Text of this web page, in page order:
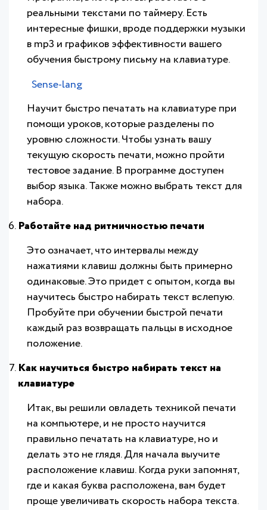
реальными текстами по таймеру. Есть
интересные фишки, вроде поддержки музыки
в mp3 и графиков эффективности вашего
обучения быстрому письму на клавиатуре.
Sense-lang
Научит быстро печатать на клавиатуре при
помощи уроков, которые разделены по
уровню сложности. Чтобы узнать вашу
текущую скорость печати, можно пройти
тестовое задание. В программе доступен
выбор языка. Также можно выбрать текст для
набора.
Работайте над ритмичностью печати
Это означает, что интервалы между
нажатиями клавиш должны быть примерно
одинаковые. Это придет с опытом, когда вы
научитесь быстро набирать текст вслепую.
Пробуйте при обучении быстрой печати
каждый раз возвращать пальцы в исходное
положение.
Как научиться быстро набирать текст на
клавиатуре
Итак, вы решили овладеть техникой печати
на компьютере, и не просто научится
правильно печатать на клавиатуре, но и
делать это не глядя. Для начала выучите
расположение клавиш. Когда руки запомнят,
где и какая буква расположена, вам будет
проще увеличивать скорость набора текста.